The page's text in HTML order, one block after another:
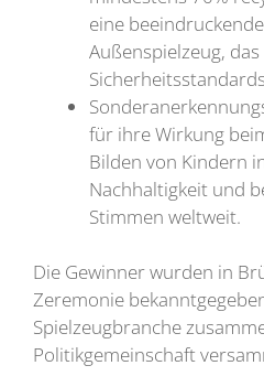
eine
Außenspielzeug,
für ihre Wirkung
Bilden von Kindern
Nachhaltigkeit und
Stimmen weltweit.
Die Gewinner wurden in
Zeremonie
Spielzeugbranche
Politikgemeinschaft